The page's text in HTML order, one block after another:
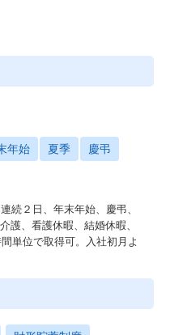
年始 夏季 慶弔
続２日、年末年始、慶弔、
護、看護休暇、結婚休暇、
単位で取得可。入社初月よ